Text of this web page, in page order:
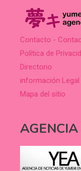
Contacto -
Política de
Directorio
información Legal
Mapa del sitio